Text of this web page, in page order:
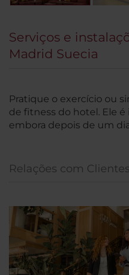
Serviços e
Madrid Suecia
Pratique o exercício ou
de fitness do hotel. Ele é
embora depois de um
Relações com